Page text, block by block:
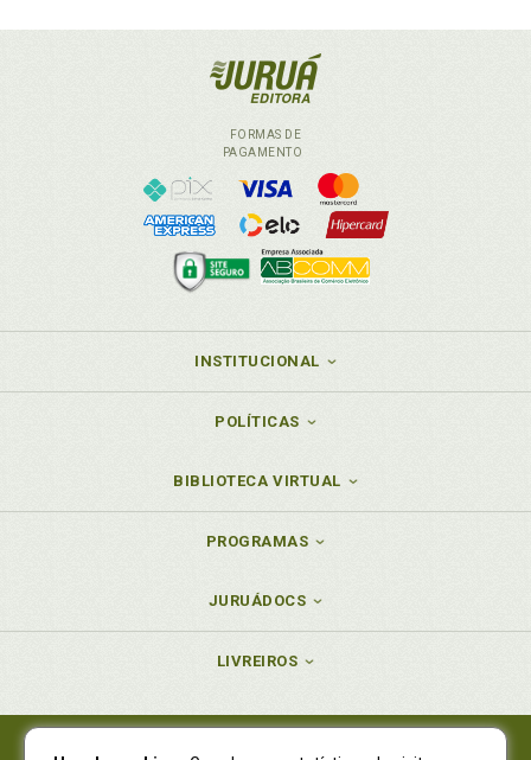
FORMAS DE
PAGAMENTO
INSTITUCIONAL
POLÍTICAS
BIBLIOTECA VIRTUAL
PROGRAMAS
JURUÁDOCS
LIVREIROS